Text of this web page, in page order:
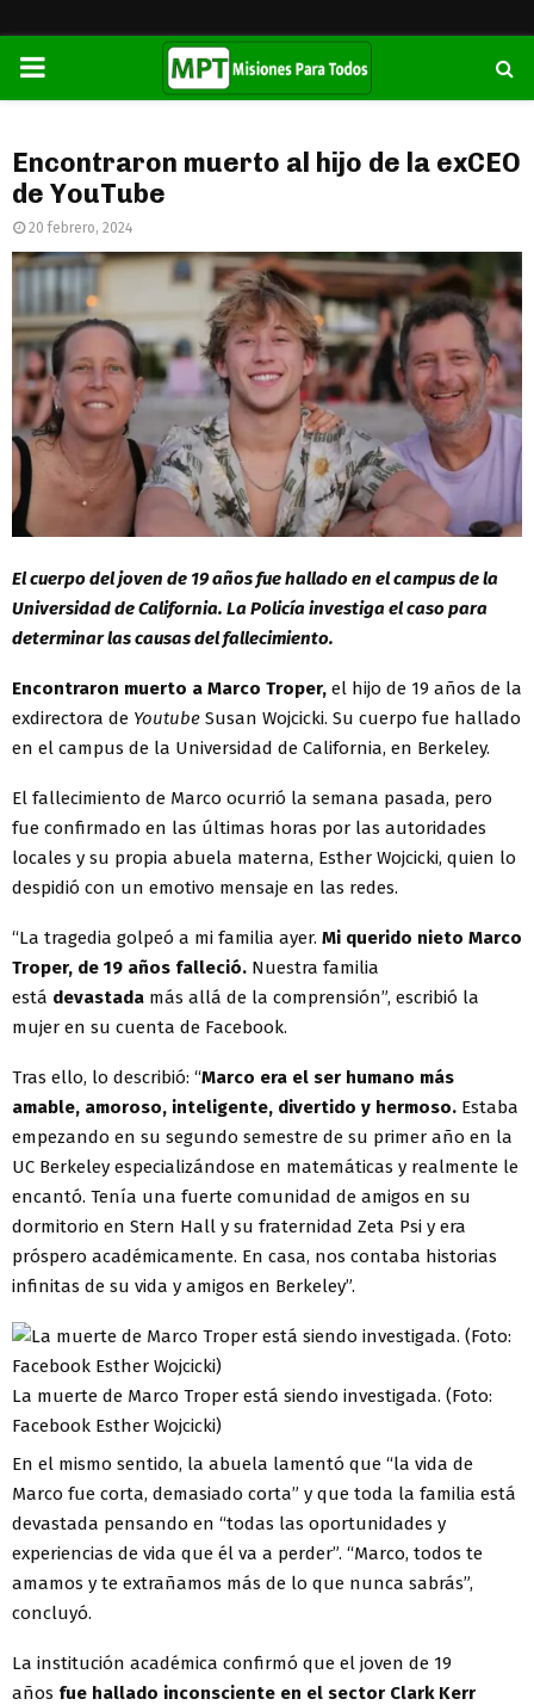
PRIMARY
Encontraron muerto al hijo de la exCEO
de YouTube
20 febrero, 2024
El cuerpo del joven de 19 años fue hallado en el campus de la
Universidad de California. La Policía investiga el caso para
determinar las causas del fallecimiento.
Encontraron muerto a Marco Troper, el hijo de 19 años de la
exdirectora de Youtube Susan Wojcicki. Su cuerpo fue hallado
en el campus de la Universidad de California, en Berkeley.
El fallecimiento de Marco ocurrió la semana pasada, pero
fue confirmado en las últimas horas por las autoridades
locales y su propia abuela materna, Esther Wojcicki, quien lo
despidió con un emotivo mensaje en las redes.
“La tragedia golpeó a mi familia ayer. Mi querido nieto Marco
Troper, de 19 años falleció. Nuestra familia
está devastada más allá de la comprensión”, escribió la
mujer en su cuenta de Facebook.
Tras ello, lo describió: “Marco era el ser humano más
amable, amoroso, inteligente, divertido y hermoso. Estaba
empezando en su segundo semestre de su primer año en la
UC Berkeley especializándose en matemáticas y realmente le
encantó. Tenía una fuerte comunidad de amigos en su
dormitorio en Stern Hall y su fraternidad Zeta Psi y era
próspero académicamente. En casa, nos contaba historias
infinitas de su vida y amigos en Berkeley”.
La muerte de Marco Troper está siendo investigada. (Foto:
Facebook Esther Wojcicki)
En el mismo sentido, la abuela lamentó que “la vida de
Marco fue corta, demasiado corta” y que toda la familia está
devastada pensando en “todas las oportunidades y
experiencias de vida que él va a perder”. “Marco, todos te
amamos y te extrañamos más de lo que nunca sabrás”,
concluyó.
La institución académica confirmó que el joven de 19
años fue hallado inconsciente en el sector Clark Kerr